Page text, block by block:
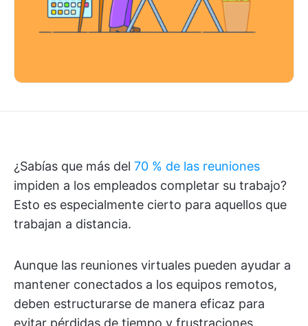
¿Sabías que más del 70 % de las reuniones
impiden a los empleados completar su trabajo?
Esto es especialmente cierto para aquellos que
trabajan a distancia.
Aunque las reuniones virtuales pueden ayudar a
mantener conectados a los equipos remotos,
deben estructurarse de manera eficaz para
evitar pérdidas de tiempo y frustraciones.